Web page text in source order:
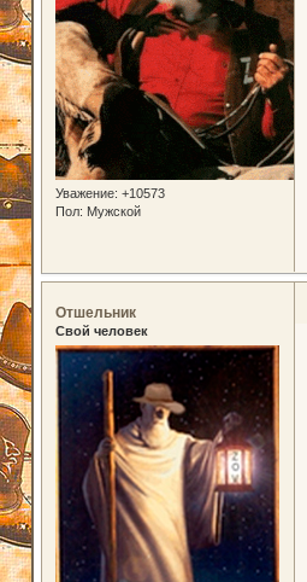
Уважение: +10573
Пол: Мужской
Отшельник
Свой человек